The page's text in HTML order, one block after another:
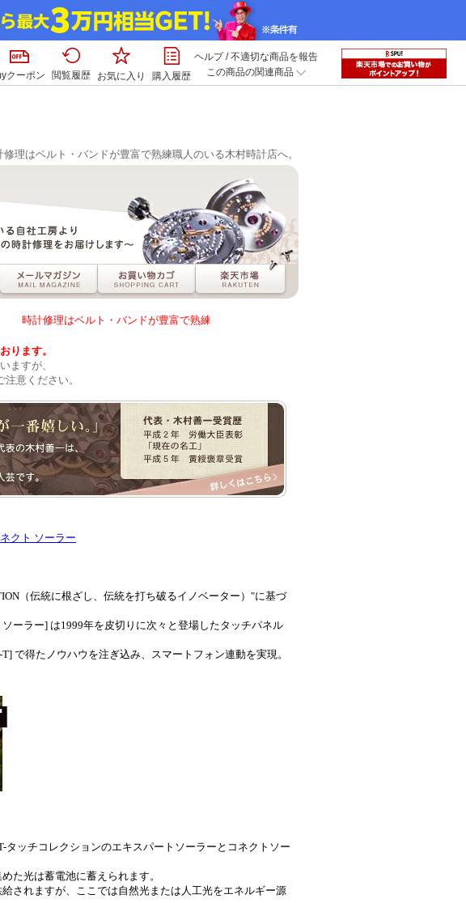
クーポン 閲覧履歴 お気に入り 購入履歴
ヘルプ/不適切な商品を報告
この商品の関連商品
修理はベルト・バンドが豊富で熟練職人のいる木村時計店へ。
時計修理はベルト・バンドが豊富で熟練職人のいる木村時計店へ。☆☆
ります。
ますが、
意ください。
クト ソーラー
（伝統に根ざし、伝統を打ち破るイノベーター）"に基づ
ソーラー] は1999年を皮切りに次々と登場したタッチパネル
で得たノウハウを注ぎ込み、スマートフォン連動を実現。
ッチコレクションのエキスパートソーラーとコネクトソー
た光は蓄電池に蓄えられます。
されますが、ここでは自然光または人工光をエネルギー源